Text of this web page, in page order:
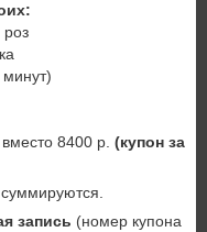
8400 р. (купон за
запись (номер купона